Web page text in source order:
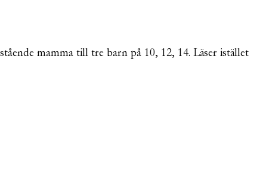
mamma till tre barn på 10, 12, 14. Läser istället